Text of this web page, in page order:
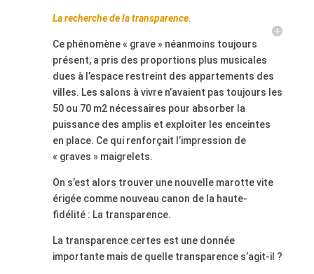
La recherche de la transparence.
Ce phénomène « grave » néanmoins toujours
présent, a pris des proportions plus musicales
dues à l’espace restreint des appartements des
villes. Les salons à vivre n’avaient pas toujours les
50 ou 70 m2 nécessaires pour absorber la
puissance des amplis et exploiter les enceintes
en place. Ce qui renforçait l’impression de
« graves » maigrelets.
On s’est alors trouver une nouvelle marotte vite
érigée comme nouveau canon de la haute-
fidélité : La transparence.
La transparence certes est une donnée
importante mais de quelle transparence s’agit-il ?